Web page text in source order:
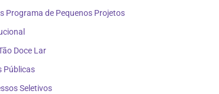
Programa de Pequenos Projetos
Doce Lar
Públicas
Seletivos